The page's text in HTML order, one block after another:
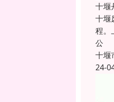
十堰
十堰
程。
公
十堰
24-